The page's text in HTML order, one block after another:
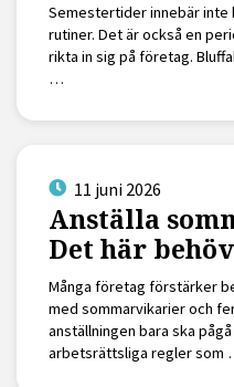
Semestertider innebär inte
rutiner. Det är också en
rikta in sig på företag.
…
11 juni 2026
Anställa
Det här
Många företag förstärker
med sommarvikarier och
anställningen bara ska
arbetsrättsliga regler som